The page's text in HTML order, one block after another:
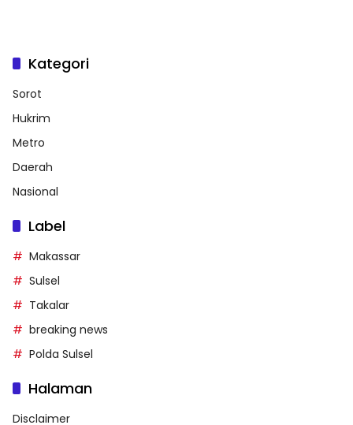
Kategori
Sorot
Hukrim
Metro
Daerah
Nasional
Label
Makassar
Sulsel
Takalar
breaking news
Polda Sulsel
Halaman
Disclaimer